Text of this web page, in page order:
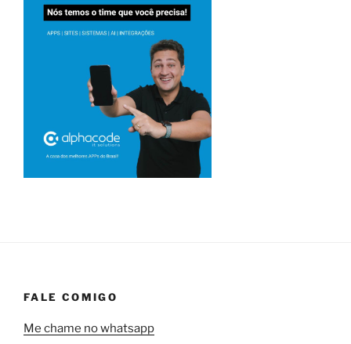
FALE COMIGO
Me chame no whatsapp